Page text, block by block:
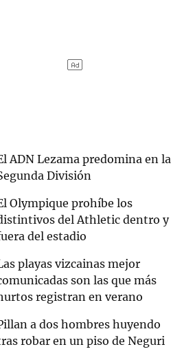
ADN Lezama predomina en la
División
Olympique prohíbe los
del Athletic dentro y
del estadio
playas vizcainas mejor
son las que más
registran en verano
a dos hombres huyendo
robar en un piso de Neguri